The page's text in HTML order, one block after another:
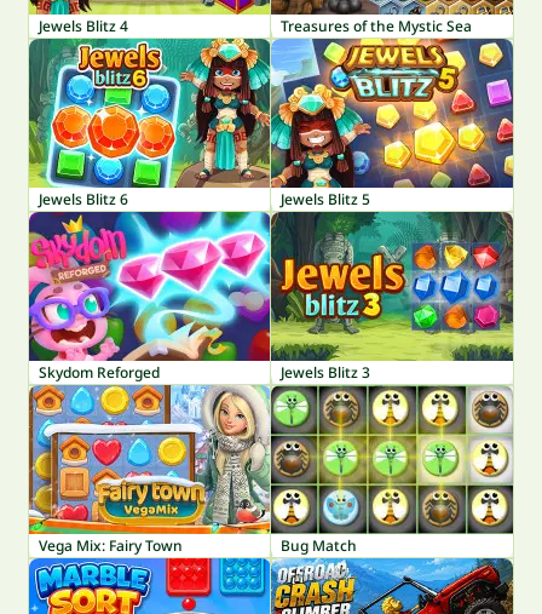
Jewels Blitz 4 Treasures of the Mystic Sea
Jewels Blitz 6 Jewels Blitz 5
Skydom Reforged Jewels Blitz 3
Vega Mix: Fairy Town Bug Match